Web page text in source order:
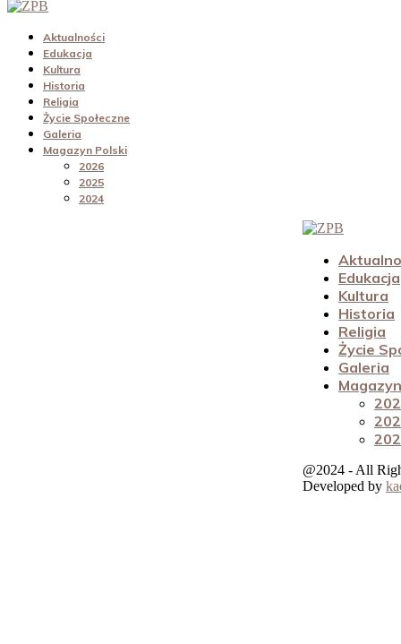
Aktualności
Edukacja
Kultura
Historia
Religia
Życie Społeczne
Galeria
Magazyn Polski
2026
2025
2024
Edukacja
Kultura
Historia
Religia
Życie
Galeria
@2024 - All
Developed by